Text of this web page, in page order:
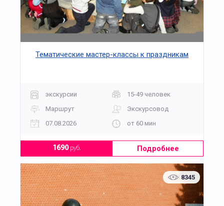
Тематические мастер-классы к праздникам
экскурсии
15-49 человек
Маршрут
Экскурсовод
07.08.2026
от 60 мин
1690руб. Подробнее
8345